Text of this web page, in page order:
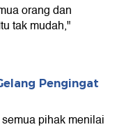
orang dan
tak mudah,"
Pengingat
pihak menilai